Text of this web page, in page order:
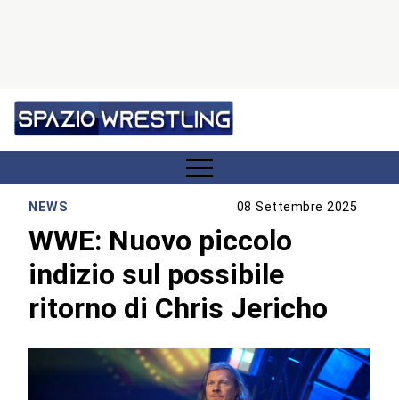
NEWS 08 Settembre 2025
WWE: Nuovo piccolo
indizio sul possibile
ritorno di Chris Jericho